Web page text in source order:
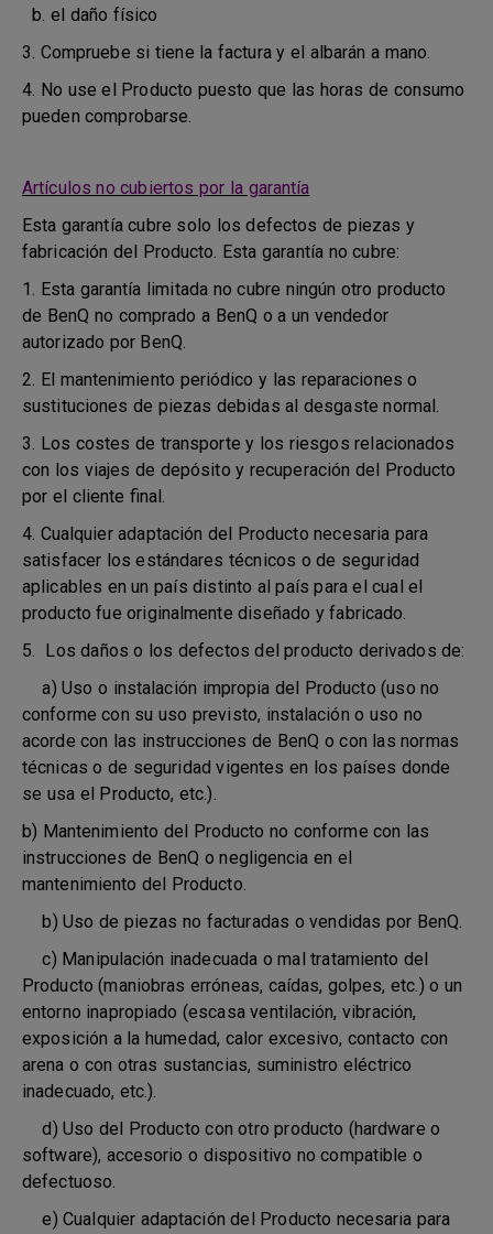
b. el daño físico
3. Compruebe si tiene la factura y el albarán a mano.
4. No use el Producto puesto que las horas de consumo
pueden comprobarse.
Artículos no cubiertos por la garantía
Esta garantía cubre solo los defectos de piezas y
fabricación del Producto. Esta garantía no cubre:
1. Esta garantía limitada no cubre ningún otro producto
de BenQ no comprado a BenQ o a un vendedor
autorizado por BenQ.
2. El mantenimiento periódico y las reparaciones o
sustituciones de piezas debidas al desgaste normal.
3. Los costes de transporte y los riesgos relacionados
con los viajes de depósito y recuperación del Producto
por el cliente final.
4. Cualquier adaptación del Producto necesaria para
satisfacer los estándares técnicos o de seguridad
aplicables en un país distinto al país para el cual el
producto fue originalmente diseñado y fabricado.
5. Los daños o los defectos del producto derivados de:
a) Uso o instalación impropia del Producto (uso no
conforme con su uso previsto, instalación o uso no
acorde con las instrucciones de BenQ o con las normas
técnicas o de seguridad vigentes en los países donde
se usa el Producto, etc.).
b) Mantenimiento del Producto no conforme con las
instrucciones de BenQ o negligencia en el
mantenimiento del Producto.
b) Uso de piezas no facturadas o vendidas por BenQ.
c) Manipulación inadecuada o mal tratamiento del
Producto (maniobras erróneas, caídas, golpes, etc.) o un
entorno inapropiado (escasa ventilación, vibración,
exposición a la humedad, calor excesivo, contacto con
arena o con otras sustancias, suministro eléctrico
inadecuado, etc.).
d) Uso del Producto con otro producto (hardware o
software), accesorio o dispositivo no compatible o
defectuoso.
e) Cualquier adaptación del Producto necesaria para